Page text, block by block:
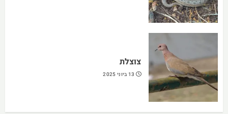
צוצלת
13 ביוני 2025